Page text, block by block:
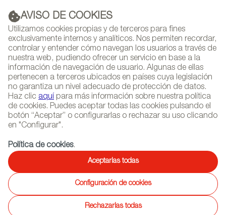
AVISO DE COOKIES
Utilizamos cookies propias y de terceros para fines
exclusivamente internos y analíticos. Nos permiten recordar,
controlar y entender cómo navegan los usuarios a través de
nuestra web, pudiendo ofrecer un servicio en base a la
información de navegación de usuario. Algunas de ellas
pertenecen a terceros ubicados en países cuya legislación
no garantiza un nivel adecuado de protección de datos.
Haz clic aquí para más información sobre nuestra política
de cookies. Puedes aceptar todas las cookies pulsando el
botón “Aceptar” o configurarlas o rechazar su uso clicando
en "Configurar".
Política de cookies.
Aceptarlas todas
Configuración de cookies
Rechazarlas todas
PUBLICIDAD
(+34) 913 497 100 |
NEWSLETTER
AGENDA
Mobiliario de diseño español,